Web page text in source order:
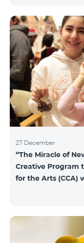
местных звонков
Интернета – 22
40 драм/SMS.
тарифов в
характер
Меморандому,
общественны
27 December
“The Miracle of
Creative Program
for the Arts (CCA)